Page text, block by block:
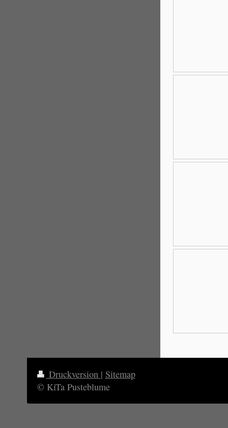
Druckversion | Sitemap
© KiTa Pusteblume